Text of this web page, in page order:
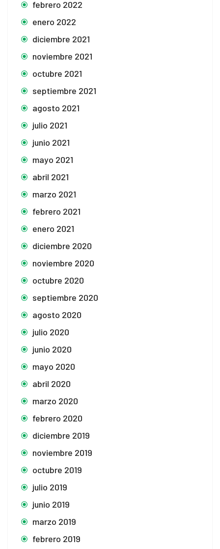
febrero 2022
enero 2022
diciembre 2021
noviembre 2021
octubre 2021
septiembre 2021
agosto 2021
julio 2021
junio 2021
mayo 2021
abril 2021
marzo 2021
febrero 2021
enero 2021
diciembre 2020
noviembre 2020
octubre 2020
septiembre 2020
agosto 2020
julio 2020
junio 2020
mayo 2020
abril 2020
marzo 2020
febrero 2020
diciembre 2019
noviembre 2019
octubre 2019
julio 2019
junio 2019
marzo 2019
febrero 2019